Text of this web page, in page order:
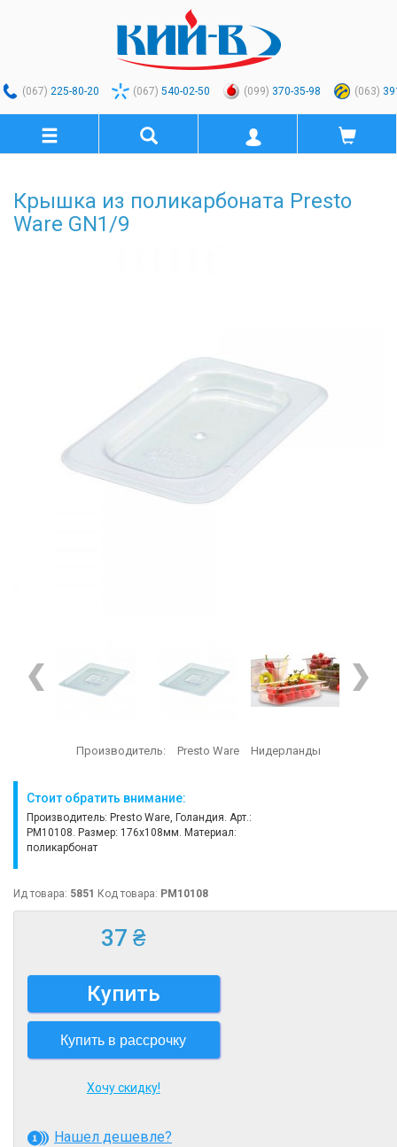
(067) 225-80-20 (067) 540-02-50 (099) 370-35-98 (063)
Крышка из поликарбоната Presto
Ware GN1/9
Производитель: Presto Ware Нидерланды
Стоит обратить внимание:
Производитель: Presto Ware, Голандия. Арт.:
PM10108. Размер: 176х108мм. Материал:
поликарбонат
Ид товара: 5851 Код товара: PM10108
37 ₴
Купить
Купить в рассрочку
Хочу скидку!
Нашел дешевле?